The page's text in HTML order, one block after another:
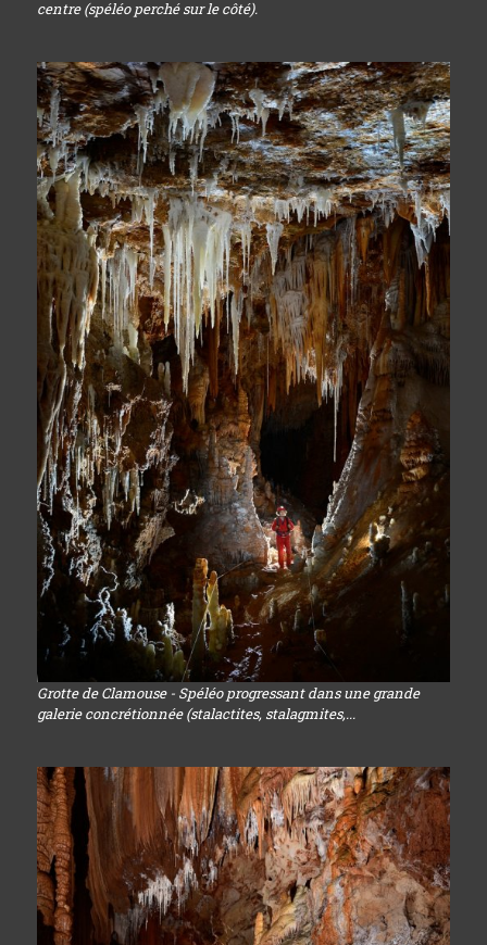
centre (spéléo perché sur le côté).
Grotte de Clamouse - Spéléo progressant dans une grande
galerie concrétionnée (stalactites, stalagmites,...